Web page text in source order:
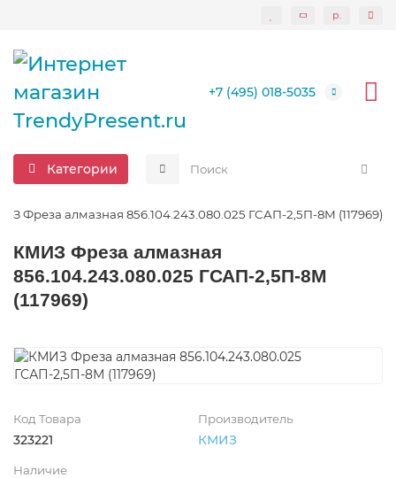
р.
+7 (495) 018-5035
Категории
Фреза алмазная 856.104.243.080.025 ГСАП-2,5П-8М (117969)
КМИЗ Фреза алмазная
856.104.243.080.025 ГСАП-2,5П-8М
(117969)
Код Товара
323221
Производитель
КМИЗ
Наличие